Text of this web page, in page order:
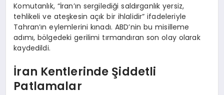
Komutanlık, “İran’ın sergilediği saldırganlık yersiz,
tehlikeli ve ateşkesin açık bir ihlalidir” ifadeleriyle
Tahran’ın eylemlerini kınadı. ABD’nin bu misilleme
adımı, bölgedeki gerilimi tırmandıran son olay olarak
kaydedildi.
İran Kentlerinde Şiddetli
Patlamalar